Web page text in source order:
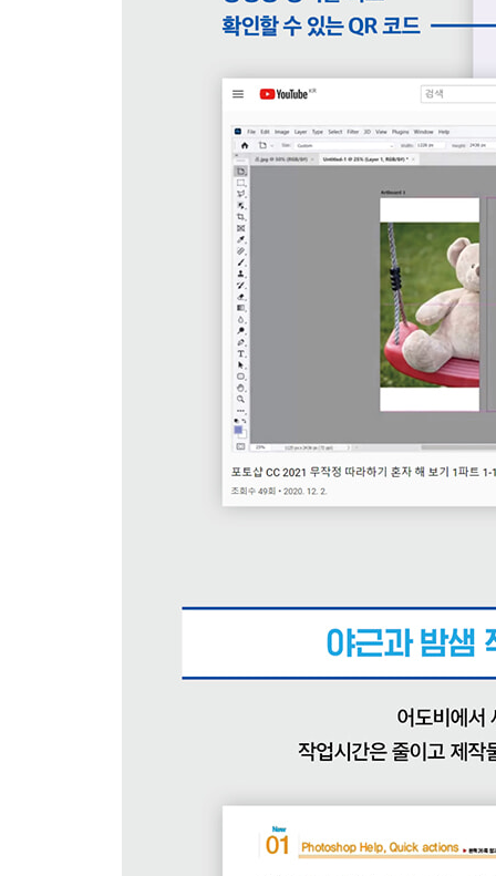
4 Warp 기능으로 둥그렇게 휜 이미지 만들기
6 Free Transform으로 자유 변형하기
8 Puppet Warp로 유연하게 변형하기
9 Puppet Warp 기능을 이용해 인물의 자세와 동작
10 Perspective Warp로 이미지를 바로 또는 삐딱하
11 Perspective Warp로 비뚤어진 사진 구도 바르게
12 가상의 치아까지, 표정이 있는 얼굴 만들기
13 눈동자 방향과 머리 방향 조정하기 신기능
14 미래의 얼굴과 동안 얼굴 만들기 신기능
15 자연스러운 피부 보정과 아트 스타일 사진 만들
16 모델 메이크업 스타일을 옮겨 내 사진에 적용하
17 빈티지풍의 흑백 사진 컬러링하기
18 원하는 형태의 구름 이미지로 변경하기
19 Content-Aware Scale로 일부 영역 보호하며 변
20 Content-Aware Scale로 왜곡을 방지하며 와이
01 | 다양한 방법으로 색상 적용하기 → Fill / 그레
1 전경색과 배경색 지정하기
3 Color Picker 대화상자에서 색 추출하기
6 Fill을 이용하여 선택한 색이나 이미지로 채우기
7 Fill로 인물 채색하기 중